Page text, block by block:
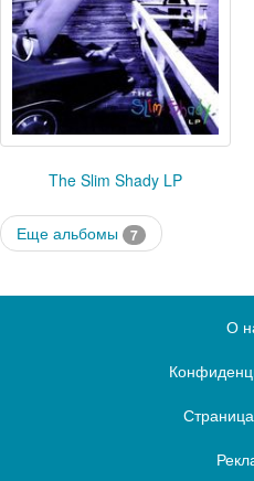
The Slim Shady LP
Еще альбомы 7
О